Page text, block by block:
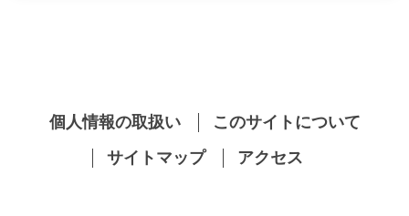
個人情報の取扱い
このサイトについて
サイトマップ
アクセス